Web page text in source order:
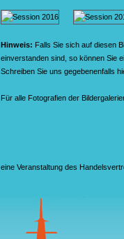
Hinweis: Falls Sie sich auf diesen
einverstanden sind, so können Sie
Schreiben Sie uns gegebenenfalls
Für alle Fotografien der
eine Veranstaltung des